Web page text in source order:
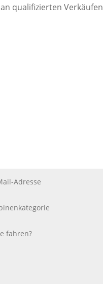
an qualifizierten Verkäufen